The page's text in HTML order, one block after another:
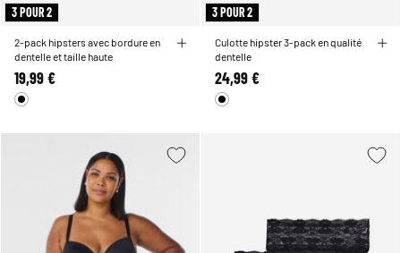
3 POUR 2
2-pack hipsters avec bordure en
dentelle et taille haute
19,99 €
3 POUR 2
Culotte hipster 3-pack en qualité
dentelle
24,99 €